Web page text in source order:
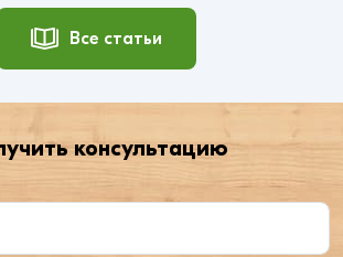
Все статьи
консультацию